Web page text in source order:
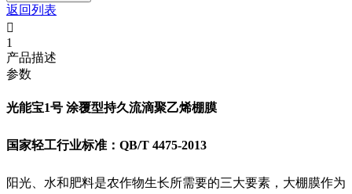
返回列表

1
产品描述
参数
光能宝1号 涂覆型持久流滴聚乙烯棚膜
国家轻工行业标准：QB/T 4475-2013
阳光、水和肥料是农作物生长所需要的三大要素，大棚膜作为